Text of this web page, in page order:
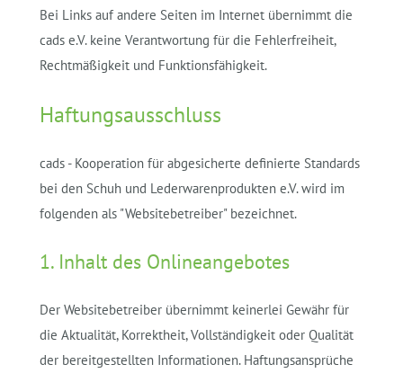
Bei Links auf andere Seiten im Internet übernimmt die
cads e.V. keine Verantwortung für die Fehlerfreiheit,
Rechtmäßigkeit und Funktionsfähigkeit.
Haftungsausschluss
cads - Kooperation für abgesicherte definierte Standards
bei den Schuh und Lederwarenprodukten e.V. wird im
folgenden als "Websitebetreiber" bezeichnet.
1. Inhalt des Onlineangebotes
Der Websitebetreiber übernimmt keinerlei Gewähr für
die Aktualität, Korrektheit, Vollständigkeit oder Qualität
der bereitgestellten Informationen. Haftungsansprüche